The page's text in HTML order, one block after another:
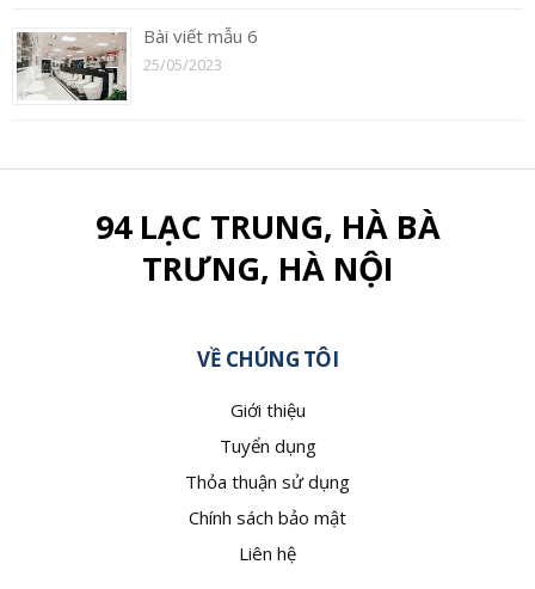
Bài viết mẫu 6
25/05/2023
94 LẠC TRUNG, HÀ BÀ
TRƯNG, HÀ NỘI
VỀ CHÚNG TÔI
Giới thiệu
Tuyển dụng
Thỏa thuận sử dụng
Chính sách bảo mật
Liên hệ